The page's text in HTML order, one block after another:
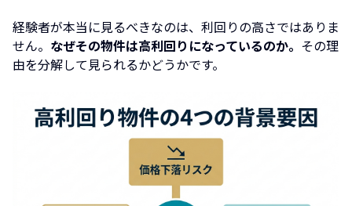
経験者が本当に見るべきなのは、利回りの高さではありま
せん。 なぜその物件は高利回りになっているのか。 その理
由を分解して見られるかどうかです。